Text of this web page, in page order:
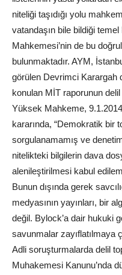
niteliği taşıdığı yolu
vatandaşın bile bildiği
Mahkemesi’nin de bu
bulunmaktadır. AYM,
görülen Devrimci Karargah
konulan MİT raporunun delil
Yüksek Mahkeme,
kararında, “Demokratik bir
sorgulanamamış ve
nitelikteki bilgilerin dava
alenileştirilmesi kabul
Bunun dışında gerek
medyasının yayınları, bir
değil. Bylock’a dair hukuki
savunmalar zayıflatılmaya
Adli soruşturmalarda delil
Muhakemesi Kanunu’nda